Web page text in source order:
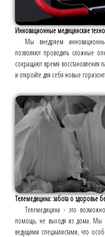
Инновационные медицинские
Мы внедряем
позволяют проводить сложные
сокращают время восстановления
и откройте для себя новые
Телемедицина: забота о здоровье
Телемедицина - это
помощь, не выходя из дома. Мы
ведущими специалистами, что